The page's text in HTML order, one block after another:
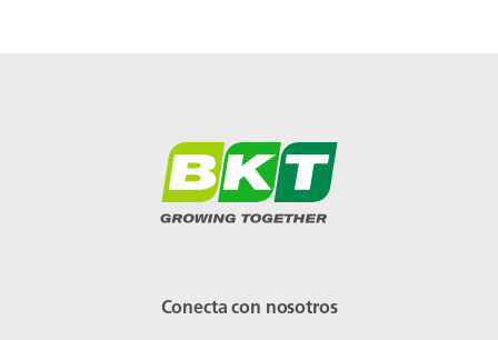
Conecta con nosotros